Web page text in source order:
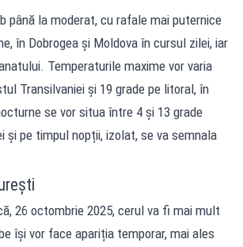
până la moderat, cu rafale mai puternice
în Dobrogea și Moldova în cursul zilei, iar
Temperaturile maxime vor varia
Transilvaniei și 19 grade pe litoral, în
se vor situa între 4 și 13 grade
și pe timpul nopții, izolat, se va semnala
26 octombrie 2025, cerul va fi mai mult
își vor face apariția temporar, mai ales